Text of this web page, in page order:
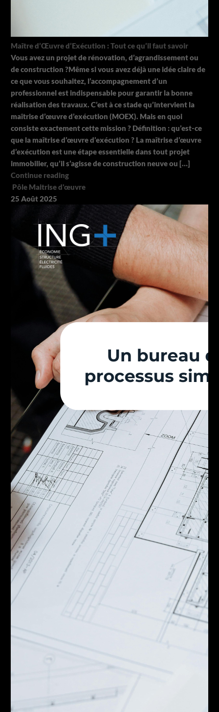
Maître d’Œuvre d’Exécution : Tout ce qu’il faut savoir
Vous avez un projet de rénovation, d’agrandissement ou
de construction ?Même si vous avez déjà une idée claire de
ce que vous souhaitez, l’accompagnement d’un
professionnel est indispensable pour garantir la bonne
réalisation des travaux. C’est à ce stade qu’intervient la
maîtrise d’œuvre d’exécution (MOEX). Mais en quoi
consiste exactement cette mission ? Définition : qu’est-ce
que la maîtrise d’œuvre d’exécution ? La maîtrise d’œuvre
d’exécution est une étape essentielle dans tout projet
immobilier, qu’il s’agisse de construction neuve ou […]
Continue reading
Pôle Maitrise d'œuvre
25 Août 2025